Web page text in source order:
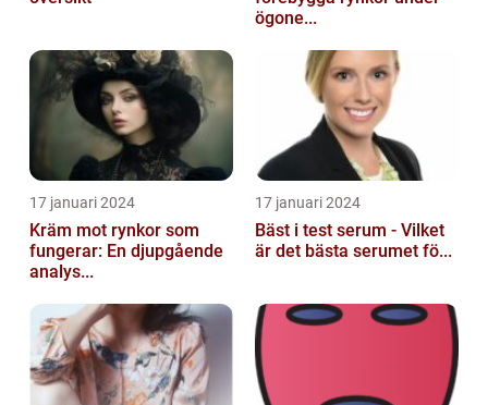
ögone...
17 januari 2024
Kräm mot rynkor som
fungerar: En djupgående
analys...
17 januari 2024
Bäst i test serum - Vilket
är det bästa serumet fö...